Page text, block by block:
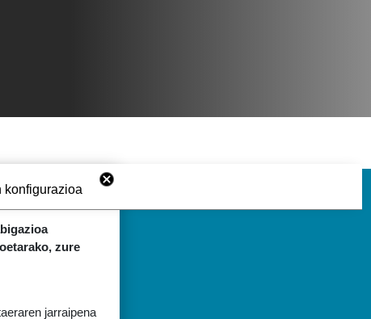
konfigurazioa
zure
jarraipena